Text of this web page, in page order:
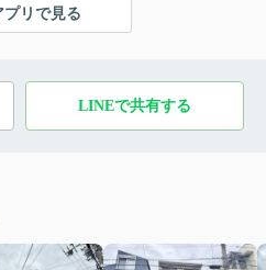
プリで見る
LINEで共有する